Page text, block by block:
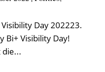
Day 202223.
Bi+ Visibility Day!
die...